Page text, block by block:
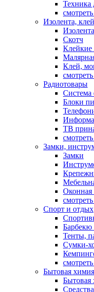
Техника
Изолента,
Изолента
Скотч
Клейкие
Клей,
Радиотовары
Система
Блоки
ТВ
Замки,
Замки
Оконная
Спорт и отдых
Барбекю
Тенты,
Сумки-
Бытовая
Бытовая